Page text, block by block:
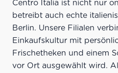
Centro Italia ist nicht nur
betreibt auch echte
Berlin. Unsere Filialen
Einkaufskultur mit
Frischetheken und einem
vor Ort ausgewählt wird.